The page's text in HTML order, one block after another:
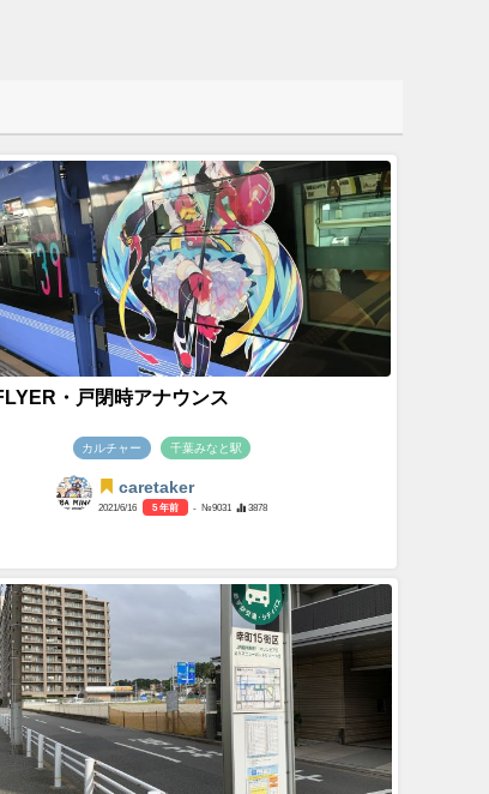
・戸閉時アナウンス
カルチャー 千葉みなと駅
caretaker
2021/6/16 5 年前 - №9031 3878